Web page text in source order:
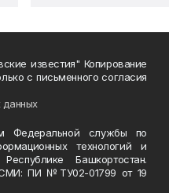
известия" Копирование
с письменного согласия
данных
Федеральной службы по
технологий и
Башкортостан.
СМИ: ПИ №ТУ02-01799 от 19